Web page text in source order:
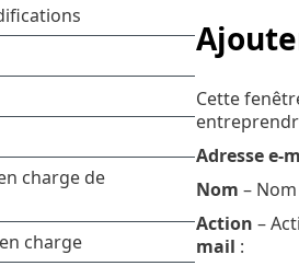
Cette
Adresse e-
Nom –
Action –
mail :